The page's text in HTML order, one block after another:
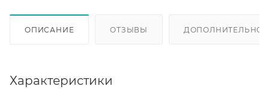
ОПИСАНИЕ ОТЗЫВЫ ДОПОЛНИТЕЛЬНО
Характеристики